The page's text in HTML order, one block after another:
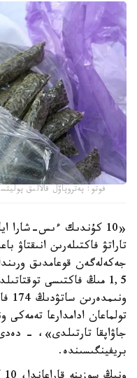
فوتو: پەتروپاۆل قالالىق
«10 كۇندىك ءىس-شارا
تاراتۋ فاكتىلەرىن انىقتاۋ
جەكەلەگەن قوعامدىق
1,5 مىڭ فاكتىسى
جاۋاپقا تارتىلدى»، -
بريفينگىسىندە.